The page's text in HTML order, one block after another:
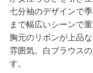
七分袖のデザインで
まで幅広いシーンで重
胸元のリボンが上品
雰囲気。白ブラウス
す。